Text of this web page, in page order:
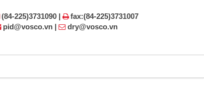
(84-225)3731090 |
fax:(84-225)3731007
pid@vosco.vn |
dry@vosco.vn